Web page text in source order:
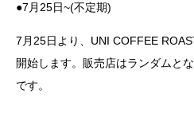
●7月25日~(不定期)
7月25日より、UNI COFFEE
開始します。販売店はランダムと
です。